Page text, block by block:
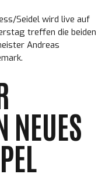
Seidel wird live auf
treffen die beiden
Andreas
NEUES